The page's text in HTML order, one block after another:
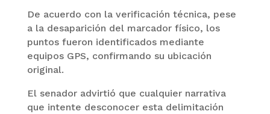
De acuerdo con la verificación técnica, pese
a la desaparición del marcador físico, los
puntos fueron identificados mediante
equipos GPS, confirmando su ubicación
original.
El senador advirtió que cualquier narrativa
que intente desconocer esta delimitación